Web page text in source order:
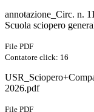
annotazione_Circ. n.
Scuola sciopero
File PDF
Contatore click: 16
2026.pdf
File PDF